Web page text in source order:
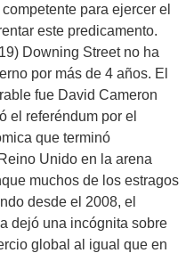
para ejercer el
este predicamento.
Downing Street no ha
por más de 4 años. El
fue David Cameron
el referéndum por el
que terminó
Unido en la arena
muchos de los estragos
desde el 2008, el
dejó una incógnita sobre
global al igual que en